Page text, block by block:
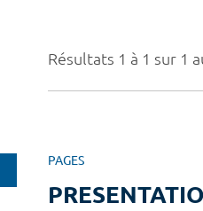
Résultats 1 à 1 sur 1
PAGES